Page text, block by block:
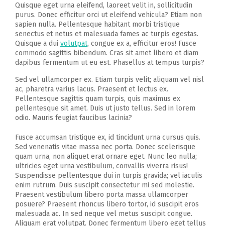
Quisque eget urna eleifend, laoreet velit in, sollicitudin
purus. Donec efficitur orci ut eleifend vehicula? Etiam non
sapien nulla. Pellentesque habitant morbi tristique
senectus et netus et malesuada fames ac turpis egestas.
Quisque a dui volutpat, congue ex a, efficitur eros! Fusce
commodo sagittis bibendum. Cras sit amet libero et diam
dapibus fermentum ut eu est. Phasellus at tempus turpis?
Sed vel ullamcorper ex. Etiam turpis velit; aliquam vel nisl
ac, pharetra varius lacus. Praesent et lectus ex.
Pellentesque sagittis quam turpis, quis maximus ex
pellentesque sit amet. Duis ut justo tellus. Sed in lorem
odio. Mauris feugiat faucibus lacinia?
Fusce accumsan tristique ex, id tincidunt urna cursus quis.
Sed venenatis vitae massa nec porta. Donec scelerisque
quam urna, non aliquet erat ornare eget. Nunc leo nulla;
ultricies eget urna vestibulum, convallis viverra risus!
Suspendisse pellentesque dui in turpis gravida; vel iaculis
enim rutrum. Duis suscipit consectetur mi sed molestie.
Praesent vestibulum libero porta massa ullamcorper
posuere? Praesent rhoncus libero tortor, id suscipit eros
malesuada ac. In sed neque vel metus suscipit congue.
Aliquam erat volutpat. Donec fermentum libero eget tellus